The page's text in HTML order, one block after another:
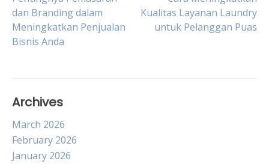
navigation
dan Branding dalam
Meningkatkan Penjualan
Bisnis Anda
Kualitas Layanan Laundry
untuk Pelanggan Puas
Archives
March 2026
February 2026
January 2026